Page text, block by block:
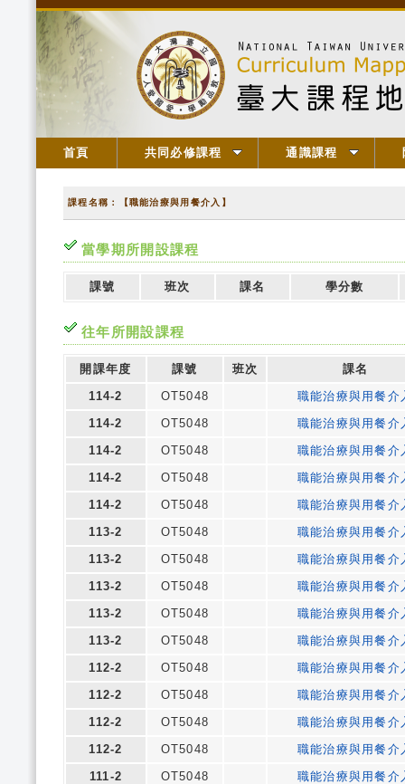
首頁 共同必修課程 通識課程
課程名稱：【職能治療與用餐介入】
當學期所開設課程
課號 班次 課名 學分數
往年所開設課程
開課年度 課號 班次
課名
114-2
OT5048
職能治療與用餐介
114-2
OT5048
職能治療與用餐介
114-2
OT5048
職能治療與用餐介
114-2
OT5048
職能治療與用餐介
114-2
OT5048
職能治療與用餐介
113-2
OT5048
職能治療與用餐介
113-2
OT5048
職能治療與用餐介
113-2
OT5048
職能治療與用餐介
113-2
OT5048
職能治療與用餐介
113-2
OT5048
職能治療與用餐介
112-2
OT5048
職能治療與用餐介
112-2
OT5048
職能治療與用餐介
112-2
OT5048
職能治療與用餐介
112-2
OT5048
職能治療與用餐介
111-2
OT5048
職能治療與用餐介